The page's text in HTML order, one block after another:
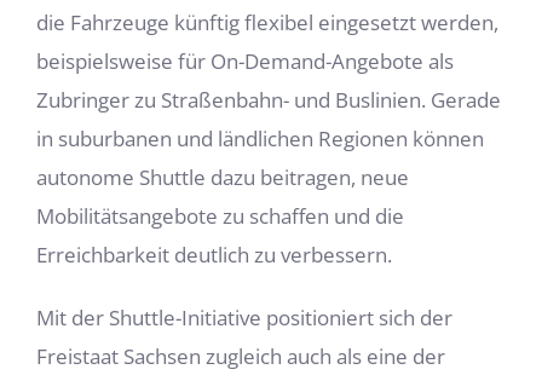
die Fahrzeuge künftig flexibel eingesetzt werden,
beispielsweise für On-Demand-Angebote als
Zubringer zu Straßenbahn- und Buslinien. Gerade
in suburbanen und ländlichen Regionen können
autonome Shuttle dazu beitragen, neue
Mobilitätsangebote zu schaffen und die
Erreichbarkeit deutlich zu verbessern.
Mit der Shuttle-Initiative positioniert sich der
Freistaat Sachsen zugleich auch als eine der